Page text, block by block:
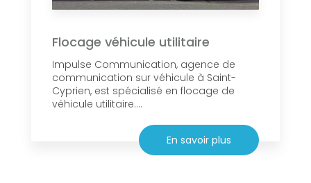
Flocage véhicule utilitaire
Impulse Communication, agence de
communication sur véhicule à Saint-
Cyprien, est spécialisé en flocage de
véhicule utilitaire....
En savoir plus